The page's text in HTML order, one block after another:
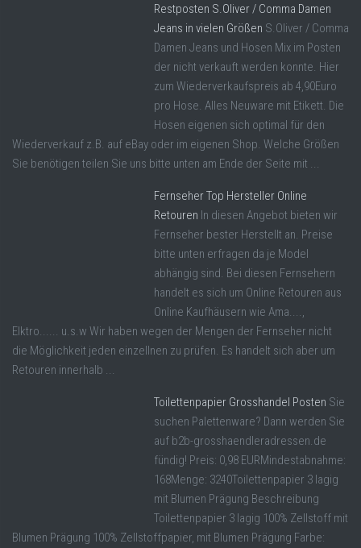
Restposten S.Oliver / Comma Damen
Jeans in vielen Größen S.Oliver / Comma
Damen Jeans und Hosen Mix im Posten
der nicht verkauft werden konnte. Hier
zum Wiederverkaufspreis ab 4,90Euro
pro Hose. Alles Neuware mit Etikett. Die
Hosen eigenen sich optimal für den
Wiederverkauf z.B. auf eBay oder im eigenen Shop. Welche Größen
Sie benötigen teilen Sie uns bitte unten am Ende der Seite mit ...
Fernseher Top Hersteller Online
Retouren In diesen Angebot bieten wir
Fernseher bester Herstellt an. Preise
bitte unten erfragen da je Model
abhängig sind. Bei diesen Fernsehern
handelt es sich um Online Retouren aus
Online Kaufhäusern wie Ama....,
Elktro...... u.s.w Wir haben wegen der Mengen der Fernseher nicht
die Möglichkeit jeden einzellnen zu prüfen. Es handelt sich aber um
Retouren innerhalb ...
Toilettenpapier Grosshandel Posten Sie
suchen Palettenware? Dann werden Sie
auf b2b-grosshaendleradressen.de
fündig! Preis: 0,98 EURMindestabnahme:
168Menge: 3240Toilettenpapier 3 lagig
mit Blumen Prägung Beschreibung
Toilettenpapier 3 lagig 100% Zellstoff mit
Blumen Prägung 100% Zellstoffpapier, mit Blumen Prägung Farbe: